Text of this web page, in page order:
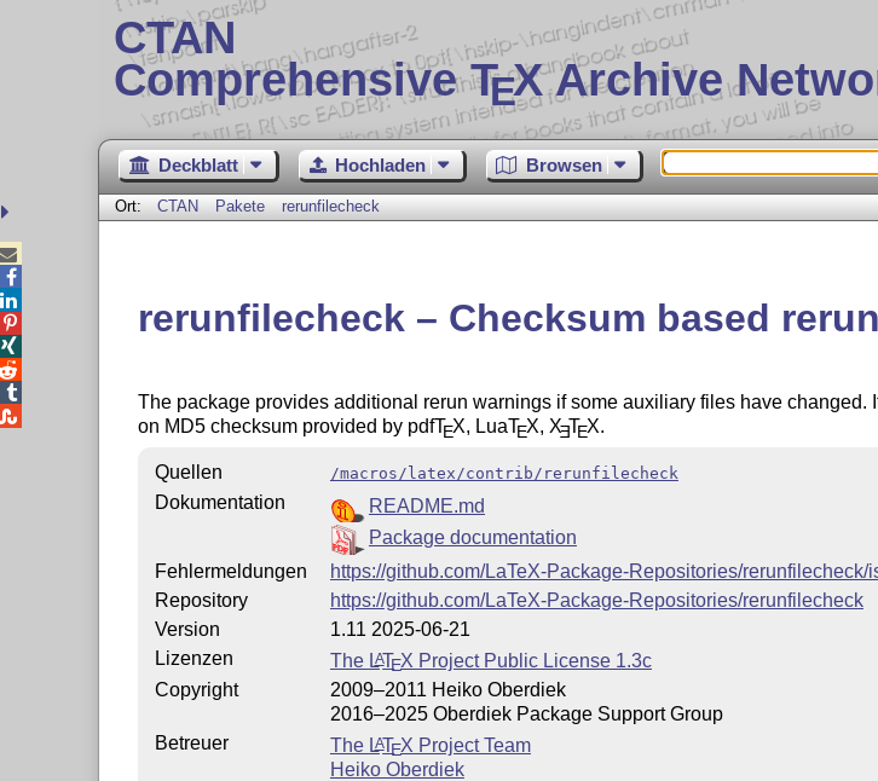
CTAN
Comprehensive TEX Archive
Deckblatt Hochladen Browsen
Ort: CTAN Pakete rerunfilecheck
rerunfilecheck – Checksum based
The package provides additional rerun warnings if some auxiliary files have changed.
on MD5 checksum provided by pdfTEX, LuaTEX, XETEX.
Quellen /macros/latex/contrib/rerunfilecheck
Dokumentation
README.md
Package documentation
Fehlermeldungen
https://github.com/LaTeX-Package-Repositories/rerunfilecheck/
Repository
https://github.com/LaTeX-Package-Repositories/rerunfilecheck
Version
1.11 2025-06-21
Lizenzen
The LATEX Project Public License 1.3c
Copyright
2009–2011 Heiko Oberdiek
2016–2025 Oberdiek Package Support Group
Betreuer
The LATEX Project Team
Heiko Oberdiek




